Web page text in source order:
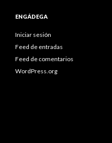
ENGÁDEGA
Iniciar sesión
Feed de entradas
Feed de comentarios
WordPress.org